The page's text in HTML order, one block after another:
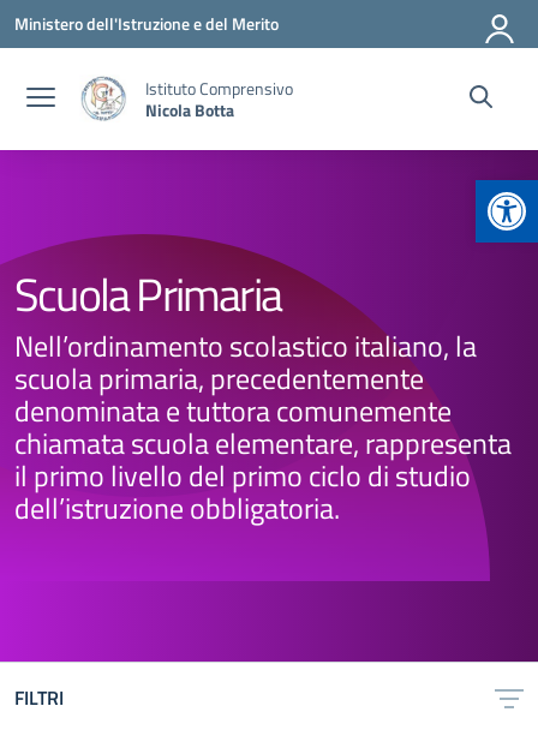
Vai ai contenuti
Vai al menu di navigazione
Vai al footer
Ministero dell'Istruzione e del Merito
Istituto Comprensivo
Nicola Botta
Scuola Primaria
Nell’ordinamento scolastico italiano, la
scuola primaria, precedentemente
denominata e tuttora comunemente
chiamata scuola elementare, rappresenta
il primo livello del primo ciclo di studio
dell’istruzione obbligatoria.
FILTRI